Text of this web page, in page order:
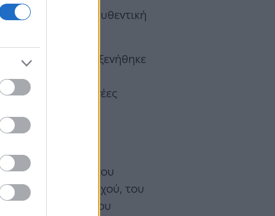
και την αυθεντική
όπου φιλοξενήθηκε
Πελοποννήσου
ευκαιρίες για νέες
συναντήσεις,
ανάπτυξη νέων
με τη συμμετοχή του
Δημήτρη Πτωχού, του
Θάνου